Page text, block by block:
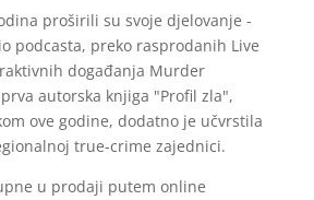
proširili su svoje djelovanje -
podcasta, preko rasprodanih Live
događanja Murder
autorska knjiga "Profil zla",
ove godine, dodatno je učvrstila
true-crime zajednici.
u prodaji putem online